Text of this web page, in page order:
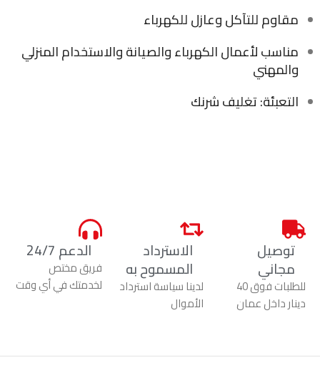
مقاوم للتآكل وعازل للكهرباء
مناسب لأعمال الكهرباء والصيانة والاستخدام المنزلي
والمهني
التعبئة: تغليف شرنك
توصيل
مجاني
للطلبات فوق 40
دينار داخل عمان
الاسترداد
المسموح به
لدينا سياسة استرداد
الأموال
الدعم 24/7
فريق مختص
لخدمتك في أي وقت